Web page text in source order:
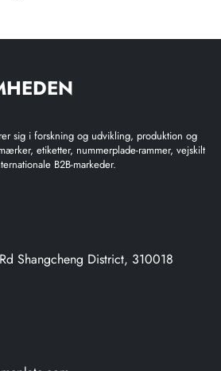
sig i forskning og udvikling, produktion og
etiketter, nummerplade-rammer, vejskilt
B2B-markeder.
Shangcheng District, 310018